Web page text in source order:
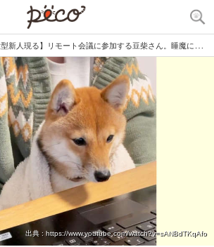
新人現る】リモート会議に参加する豆柴さん。睡魔に襲われ画面から消えるも愛嬌でカバー！？
出典 : https://www.youtube.com/watch?v=sANBdTKqAfo